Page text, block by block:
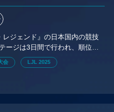
レジェンド』の日本国内の競技
ージは3日間で行われ、順位に
。
会 LJL 2025